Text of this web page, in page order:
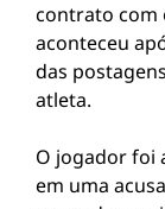
contrato com
aconteceu
das
atleta.
O jogador foi
em uma